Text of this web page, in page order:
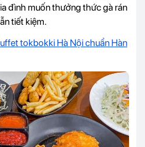
đình muốn thưởng thức gà rán
tiết kiệm.
tokbokki Hà Nội chuẩn Hàn